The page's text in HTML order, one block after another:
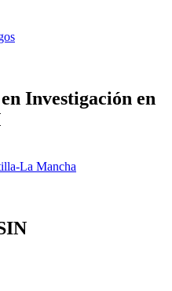
Investigación en
La Mancha